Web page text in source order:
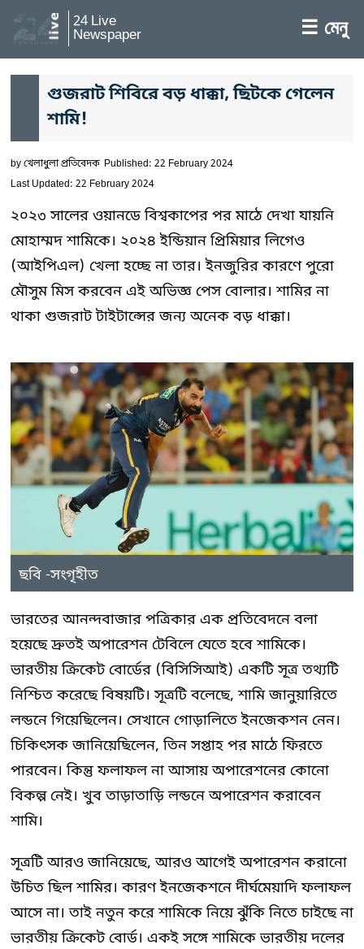
24 Live
Newspaper ☰ মেনু
গুজরাট শিবিরে বড় ধাক্কা, ছিটকে গেলেন
শামি!
byখেলাধুলা প্রতিবেদক Published: 22 February 2024
Last Updated: 22 February 2024
২০২৩ সালের ওয়ানডে বিশ্বকাপের পর মাঠে দেখা যায়নি
মোহাম্মদ শামিকে। ২০২৪ ইন্ডিয়ান প্রিমিয়ার লিগেও
(আইপিএল) খেলা হচ্ছে না তার। ইনজুরির কারণে পুরো
মৌসুম মিস করবেন এই অভিজ্ঞ পেস বোলার। শামির না
থাকা গুজরাট টাইটান্সের জন্য অনেক বড় ধাক্কা।
ছবি -সংগৃহীত
ভারতের আনন্দবাজার পত্রিকার এক প্রতিবেদনে বলা
হয়েছে দ্রুতই অপারেশন টেবিলে যেতে হবে শামিকে।
ভারতীয় ক্রিকেট বোর্ডের (বিসিসিআই) একটি সূত্র তথ্যটি
নিশ্চিত করেছে বিষয়টি। সূত্রটি বলেছে, শামি জানুয়ারিতে
লন্ডনে গিয়েছিলেন। সেখানে গোড়ালিতে ইনজেকশন নেন।
চিকিৎসক জানিয়েছিলেন, তিন সপ্তাহ পর মাঠে ফিরতে
পারবেন। কিন্তু ফলাফল না আসায় অপারেশনের কোনো
বিকল্প নেই। খুব তাড়াতাড়ি লন্ডনে অপারেশন করাবেন
শামি।
সূত্রটি আরও জানিয়েছে, আরও আগেই অপারেশন করানো
উচিত ছিল শামির। কারণ ইনজেকশনে দীর্ঘমেয়াদি ফলাফল
আসে না। তাই নতুন করে শামিকে নিয়ে ঝুঁকি নিতে চাইছে না
ভারতীয় ক্রিকেট বোর্ড। একই সঙ্গে শামিকে ভারতীয় দলের